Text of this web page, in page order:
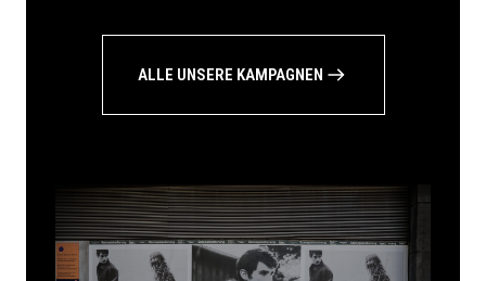
ALLE UNSERE KAMPAGNEN